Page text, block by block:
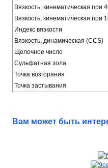
Вязкость, кинематическая при
Вязкость, кинематическая при
Индекс вязкости
Вязкость, динамическая (CCS)
Щелочное число
Сульфатная зола
Точка возгорания
Точка застывания
Вам может быть